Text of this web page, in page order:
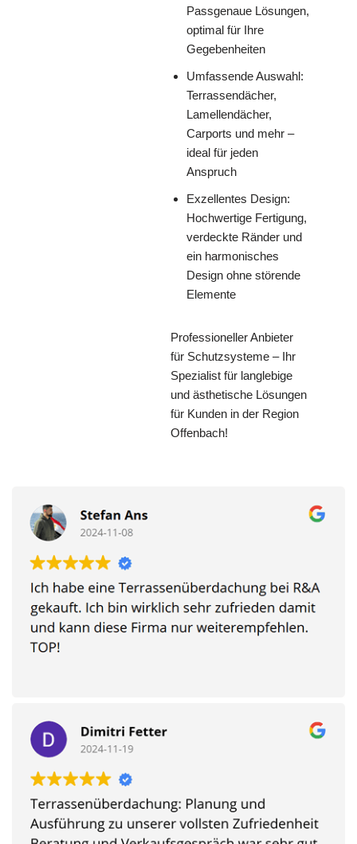
Passgenaue Lösungen,
optimal für Ihre
Gegebenheiten
Umfassende Auswahl:
Terrassendächer,
Lamellendächer,
Carports und mehr –
ideal für jeden
Anspruch
Exzellentes Design:
Hochwertige Fertigung,
verdeckte Ränder und
ein harmonisches
Design ohne störende
Elemente
Professioneller Anbieter
für Schutzsysteme – Ihr
Spezialist für langlebige
und ästhetische Lösungen
für Kunden in der Region
Offenbach!